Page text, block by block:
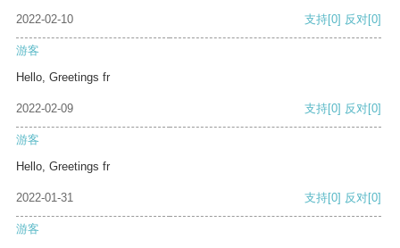
2022-02-10 支持[0] 反对[0]
游客
Hello, Greetings fr
2022-02-09 支持[0] 反对[0]
游客
Hello, Greetings fr
2022-01-31 支持[0] 反对[0]
游客